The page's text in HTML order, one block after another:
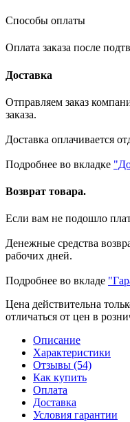
Способы оплаты
Оплата заказа после
Доставка
Отправляем заказ
заказа.
Доставка оплачивается
Подробнее во вкладке
Возврат товара.
Если вам не подошло
Денежные средства
рабочих дней.
Подробнее во вкладе
Цена действительна
отличаться от цен в
Описание
Характеристики
Отзывы (54)
Как купить
Оплата
Доставка
Условия гарантии